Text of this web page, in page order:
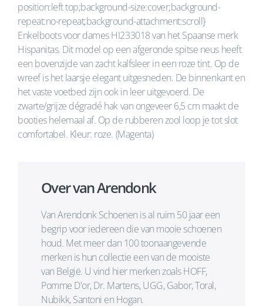
position:left top;background-size:cover;background-
repeat:no-repeat;background-attachment:scroll}
Enkelboots voor dames HI233018 van het Spaanse merk
Hispanitas. Dit model op een afgeronde spitse neus heeft
een bovenzijde van zacht kalfsleer in een roze tint. Op de
wreef is het laarsje elegant uitgesneden. De binnenkant en
het vaste voetbed zijn ook in leer uitgevoerd. De
zwarte/grijze dégradé hak van ongeveer 6,5 cm maakt de
booties helemaal af. Op de rubberen zool loop je tot slot
comfortabel. Kleur: roze. (Magenta)
Over van Arendonk
Van Arendonk Schoenen is al ruim 50 jaar een
begrip voor iedereen die van mooie schoenen
houd. Met meer dan 100 toonaangevende
merken is hun collectie een van de mooiste
van België. U vind hier merken zoals HOFF,
Pomme D'or, Dr. Martens, UGG, Gabor, Toral,
Nubikk, Santoni en Hogan.